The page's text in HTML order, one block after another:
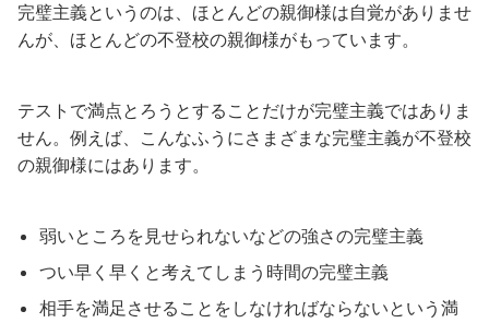
完璧主義というのは、ほとんどの親御様は自覚がありませ
んが、ほとんどの不登校の親御様がもっています。
テストで満点とろうとすることだけが完璧主義ではありま
せん。例えば、こんなふうにさまざまな完璧主義が不登校
の親御様にはあります。
弱いところを見せられないなどの強さの完璧主義
つい早く早くと考えてしまう時間の完璧主義
相手を満足させることをしなければならないという満